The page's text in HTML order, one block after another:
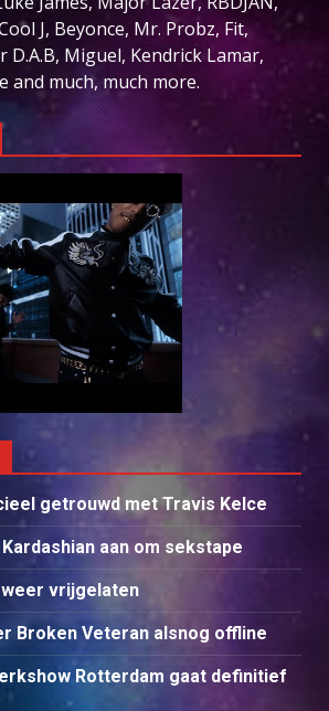
J, Beyonce, Mr. Probz, Fit,
D.A.B, Miguel, Kendrick Lamar,
and much, much more.
getrouwd met Travis Kelce
aan om sekstape
weer vrijgelaten
Broken Veteran alsnog offline
Rotterdam gaat definitief